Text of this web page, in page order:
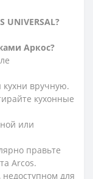
UNIVERSAL?
Аркос?
вручную.
кухонные
или
правьте
Arcos.
для